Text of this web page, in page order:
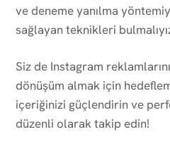
ve deneme yanılma
sağlayan teknikleri
Siz de Instagram
dönüşüm almak için
içeriğinizi güçlendirin ve
düzenli olarak takip edin!